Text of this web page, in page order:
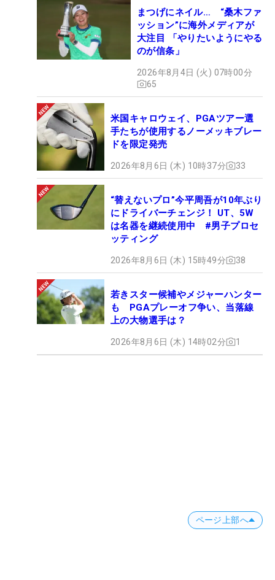
まつげにネイル… “桑木ファ
ッション”に海外メディアが
大注目 「やりたいようにやる
のが信条」
2026年8月4日 (火) 07時00分
65
米国キャロウェイ、PGAツアー選
手たちが使用するノーメッキブレー
ドを限定発売
2026年8月6日 (木) 10時37分 33
“替えないプロ”今平周吾が10年ぶり
にドライバーチェンジ！ UT、5W
は名器を継続使用中 #男子プロセ
ッティング
2026年8月6日 (木) 15時49分 38
若きスター候補やメジャーハンター
も PGAプレーオフ争い、当落線
上の大物選手は？
2026年8月6日 (木) 14時02分 1
ページ上部へ